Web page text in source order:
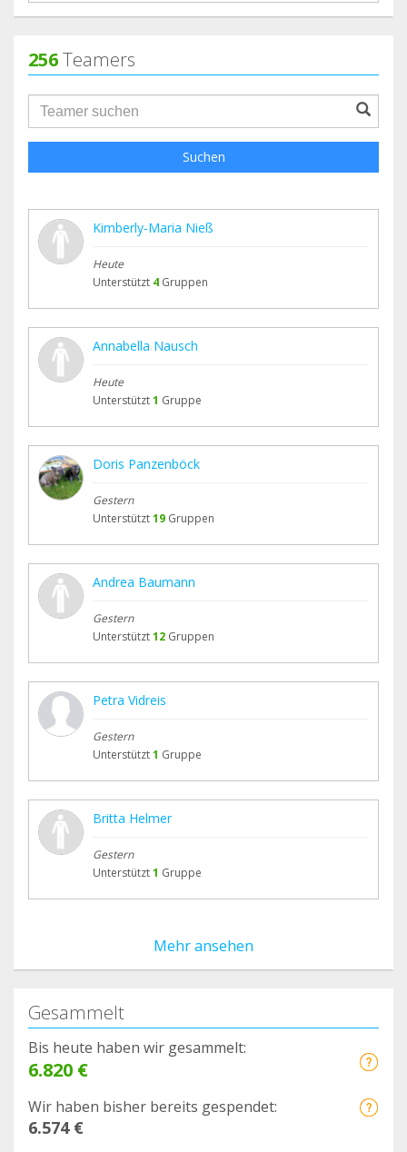
256Teamers
groupProfile.searchForm.search.text???
Suchen
Kimberly-Maria Nieß
Heute
Unterstützt 4 Gruppen
Annabella Nausch
Heute
Unterstützt1 Gruppe
Doris Panzenböck
Gestern
Unterstützt19 Gruppen
Andrea Baumann
Gestern
Unterstützt12 Gruppen
Petra Vidreis
Gestern
Unterstützt1 Gruppe
Britta Helmer
Gestern
Unterstützt1 Gruppe
Mehr ansehen
Gesammelt
Bis heute haben wir gesammelt:
6.820 €
Wir haben bisher bereits gespendet:
6.574 €